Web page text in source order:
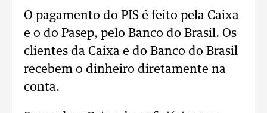
O pagamento do PIS é feito pela Caixa
e o do Pasep, pelo Banco do Brasil. Os
clientes da Caixa e do Banco do Brasil
recebem o dinheiro diretamente na
conta.